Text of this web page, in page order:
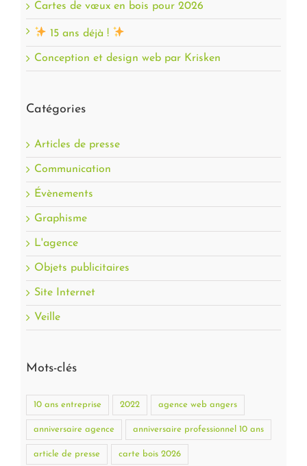
Cartes de vœux en bois pour 2026
15 ans déjà !
Conception et design web par Krisken
Catégories
Articles de presse
Communication
Évènements
Graphisme
L'agence
Objets publicitaires
Site Internet
Veille
Mots-clés
10 ans entreprise 2022 agence web angers
anniversaire agence anniversaire professionnel 10 ans
article de presse carte bois 2026